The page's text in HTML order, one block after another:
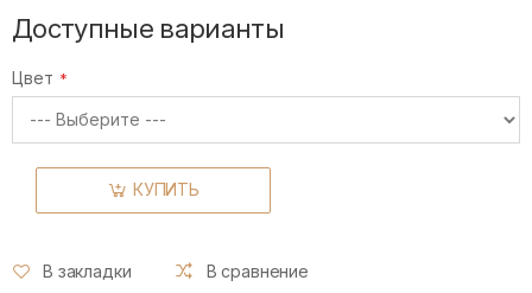
Доступные варианты
Цвет
КУПИТЬ
В закладки В сравнение